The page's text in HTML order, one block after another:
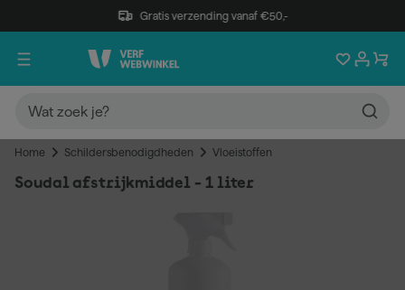
Gratis verzending vanaf €50,-
Home Schildersbenodigdheden Vloeistoffen
Soudal afstrijkmiddel - 1 liter